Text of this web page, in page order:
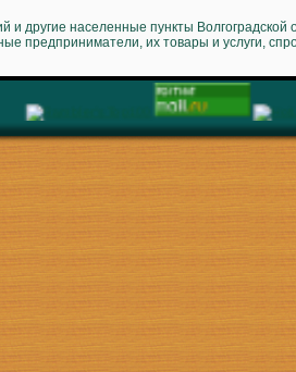
и другие населенные пункты Волгоградской
предприниматели, их товары и услуги,